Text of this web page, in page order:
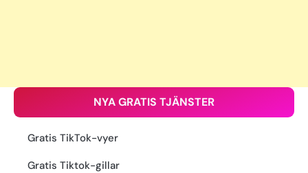
NYA GRATIS TJÄNSTER
Gratis TikTok-vyer
Gratis Tiktok-gillar